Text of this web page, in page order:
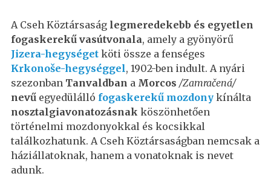
A Cseh Köztársaság legmeredekebb és egyetlen
fogaskerekű vasútvonala, amely a gyönyörű
Jizera-hegységet köti össze a fenséges
Krkonoše-hegységgel, 1902-ben indult. A nyári
szezonban Tanvaldban a Morcos /Zamračená/
nevű egyedülálló fogaskerekű mozdony kínálta
nosztalgiavonatozásnak köszönhetően
történelmi mozdonyokkal és kocsikkal
találkozhatunk. A Cseh Köztársaságban nemcsak a
háziállatoknak, hanem a vonatoknak is nevet
adunk.